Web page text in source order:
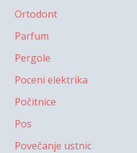
Ortodont
Parfum
Pergole
Poceni elektrika
Počitnice
Pos
Povečanje ustnic